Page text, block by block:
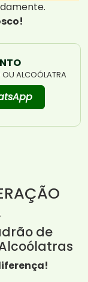
OU ALCOÓLATRA
de